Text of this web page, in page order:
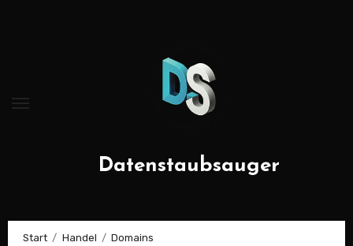
Datenstaubsauger
Start Handel
Domains